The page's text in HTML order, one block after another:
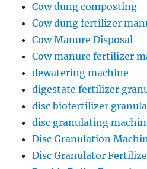
Cow dung composting
Cow dung fertilizer
Cow Manure Disposal
Cow manure fertilizer
dewatering machine
digestate fertilizer
disc biofertilizer
disc granulating
Disc Granulation
Disc Granulator